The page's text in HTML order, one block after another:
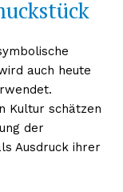
auch heute
Kultur schätzen
der
Ausdruck ihrer